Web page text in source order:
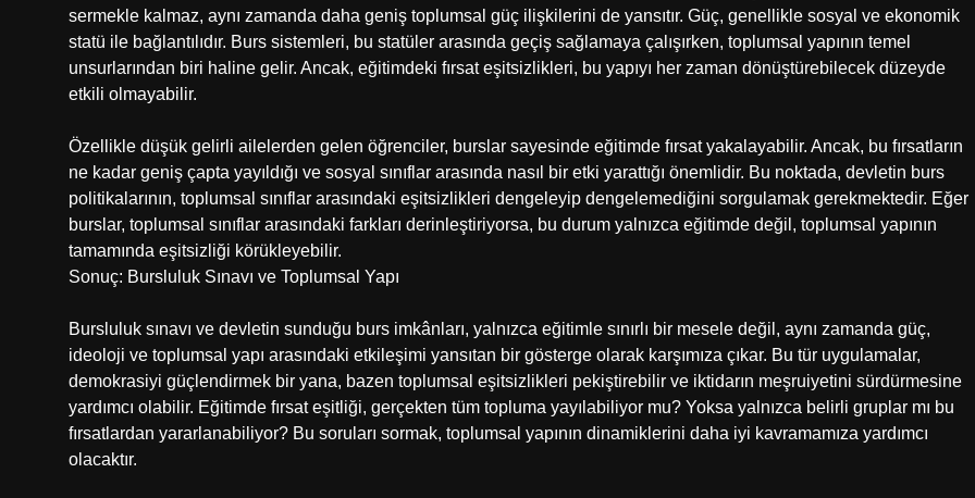
sermekle kalmaz, aynı zamanda daha geniş toplumsal güç ilişkilerini de yansıtır. Güç, genellikle sosyal ve ekonomik
statü ile bağlantılıdır. Burs sistemleri, bu statüler arasında geçiş sağlamaya çalışırken, toplumsal yapının temel
unsurlarından biri haline gelir. Ancak, eğitimdeki fırsat eşitsizlikleri, bu yapıyı her zaman dönüştürebilecek düzeyde
etkili olmayabilir.
Özellikle düşük gelirli ailelerden gelen öğrenciler, burslar sayesinde eğitimde fırsat yakalayabilir. Ancak, bu fırsatların
ne kadar geniş çapta yayıldığı ve sosyal sınıflar arasında nasıl bir etki yarattığı önemlidir. Bu noktada, devletin burs
politikalarının, toplumsal sınıflar arasındaki eşitsizlikleri dengeleyip dengelemediğini sorgulamak gerekmektedir. Eğer
burslar, toplumsal sınıflar arasındaki farkları derinleştiriyorsa, bu durum yalnızca eğitimde değil, toplumsal yapının
tamamında eşitsizliği körükleyebilir.
Sonuç: Bursluluk Sınavı ve Toplumsal Yapı
Bursluluk sınavı ve devletin sunduğu burs imkânları, yalnızca eğitimle sınırlı bir mesele değil, aynı zamanda güç,
ideoloji ve toplumsal yapı arasındaki etkileşimi yansıtan bir gösterge olarak karşımıza çıkar. Bu tür uygulamalar,
demokrasiyi güçlendirmek bir yana, bazen toplumsal eşitsizlikleri pekiştirebilir ve iktidarın meşruiyetini sürdürmesine
yardımcı olabilir. Eğitimde fırsat eşitliği, gerçekten tüm topluma yayılabiliyor mu? Yoksa yalnızca belirli gruplar mı bu
fırsatlardan yararlanabiliyor? Bu soruları sormak, toplumsal yapının dinamiklerini daha iyi kavramamıza yardımcı
olacaktır.